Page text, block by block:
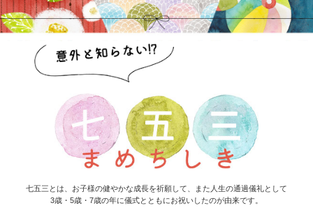
着付
ご返却後三景スタジオでクリーニング
お宮参り当日の流れ
ご予約のお時間にご来店ください。
着物を選んでお着替えします。
お宮参りに出発！
七五三とは、お子様の健やかな成長を祈願して、また人生の通過儀礼として
3歳・5歳・7歳の年に儀式とともにお祝いしたのが由来です。